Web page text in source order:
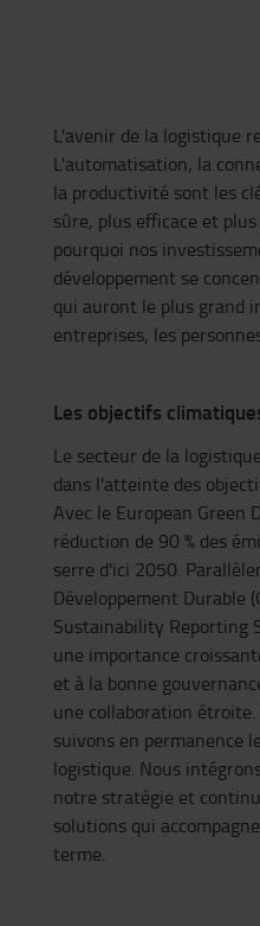
L'avenir de la logistique
L'automatisation, la
la productivité sont les
sûre, plus efficace et
pourquoi nos
développement se
qui auront le plus grand
entreprises, les
Les objectifs
Le secteur de la
dans l'atteinte des
Avec le European Green
réduction de 90 % des
serre d'ici 2050.
Développement Durable
Sustainability Reporting
une importance
et à la bonne
une collaboration
suivons en permanence
logistique. Nous
notre stratégie et
solutions qui
terme.